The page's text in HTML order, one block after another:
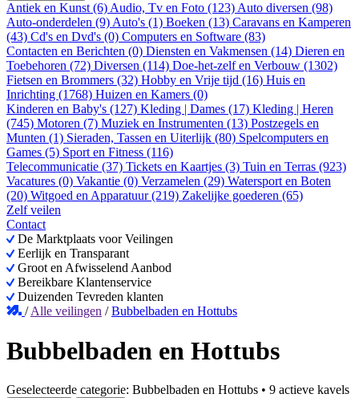
Antiek en Kunst (6) Audio, Tv en Foto (123) Auto diversen (98)
Auto-onderdelen (9) Auto's (1) Boeken (13) Caravans en Kamperen
(43) Cd's en Dvd's (0) Computers en Software (83)
Contacten en Berichten (0) Diensten en Vakmensen (14) Dieren en
Toebehoren (72) Diversen (114) Doe-het-zelf en Verbouw (1302)
Fietsen en Brommers (32) Hobby en Vrije tijd (16) Huis en
Inrichting (1768) Huizen en Kamers (0)
Kinderen en Baby's (127) Kleding | Dames (17) Kleding | Heren
(745) Motoren (7) Muziek en Instrumenten (13) Postzegels en
Munten (1) Sieraden, Tassen en Uiterlijk (80) Spelcomputers en
Games (5) Sport en Fitness (116)
Telecommunicatie (37) Tickets en Kaartjes (3) Tuin en Terras (923)
Vacatures (0) Vakantie (0) Verzamelen (29) Watersport en Boten
(20) Witgoed en Apparatuur (219) Zakelijke goederen (65)
Zelf veilen
Contact
De Marktplaats voor Veilingen
Eerlijk en Transparant
Groot en Afwisselend Aanbod
Bereikbare Klantenservice
Duizenden Tevreden klanten
/Alle veilingen /Bubbelbaden en Hottubs
Bubbelbaden en Hottubs
Geselecteerde categorie: Bubbelbaden en Hottubs • 9 actieve kavels